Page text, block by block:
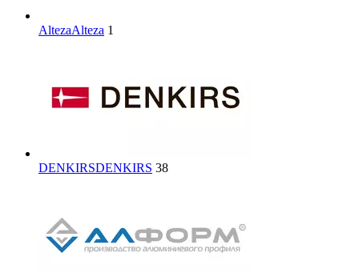
AltezaAlteza 1
DENKIRSDENKIRS 38